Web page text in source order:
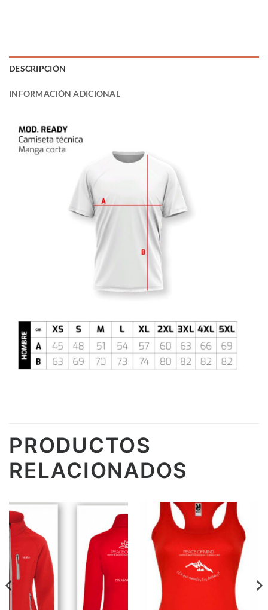
DESCRIPCIÓN
INFORMACIÓN ADICIONAL
PRODUCTOS
RELACIONADOS